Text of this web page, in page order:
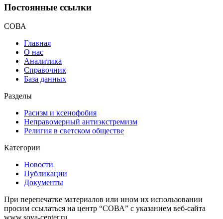
Постоянные ссылки
СОВА
Главная
О нас
Аналитика
Справочник
База данных
Разделы
Расизм и ксенофобия
Неправомерный антиэкстремизм
Религия в светском обществе
Категории
Новости
Публикации
Документы
При перепечатке материалов или ином их использовании
просим ссылаться на центр “СОВА” с указанием веб-сайта